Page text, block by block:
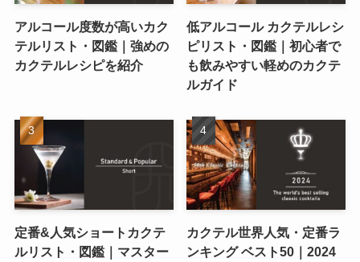
アルコール度数が高いカク
テルリスト・図鑑｜強めの
カクテルレシピを紹介
低アルコール カクテルレシ
ピリスト・図鑑｜初心者で
も飲みやすい軽めのカクテ
ルガイド
定番&人気ショートカクテ
ルリスト・図鑑｜マスター
カクテル世界人気・定番ラ
ンキング ベスト50｜2024